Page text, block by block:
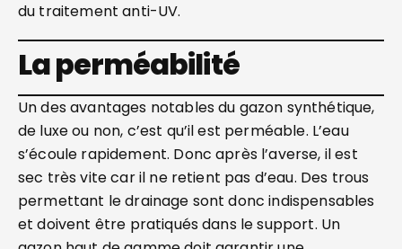
du traitement anti-UV.
La perméabilité
Un des avantages notables du gazon synthétique,
de luxe ou non, c’est qu’il est perméable. L’eau
s’écoule rapidement. Donc après l’averse, il est
sec très vite car il ne retient pas d’eau. Des trous
permettant le drainage sont donc indispensables
et doivent être pratiqués dans le support. Un